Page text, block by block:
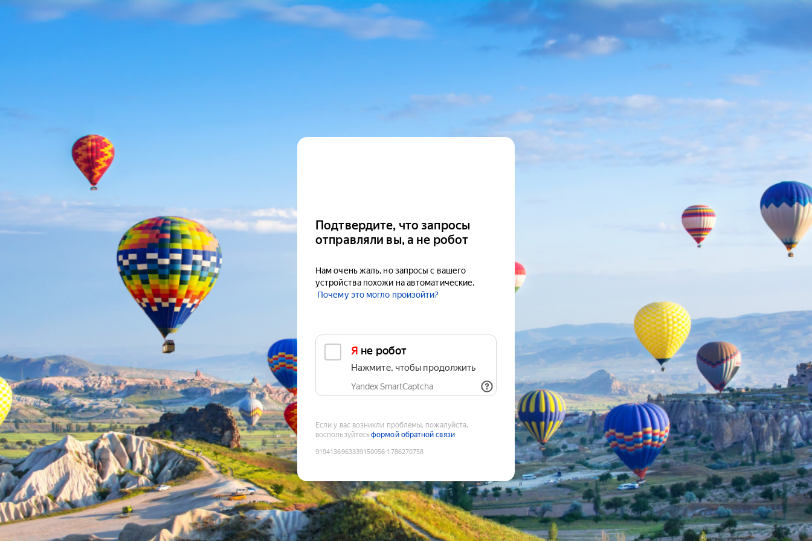
Подтвердите, что запросы
отправляли вы, а не робот
Нам очень жаль, но запросы с вашего
устройства похожи на автоматические.
Почему это могло произойти?
Я не робот
Нажмите, чтобы продолжить
Yandex SmartCaptcha
Если у вас возникли проблемы, пожалуйста,
воспользуйтесьформой обратной связи
9194136963339150056:1786270758